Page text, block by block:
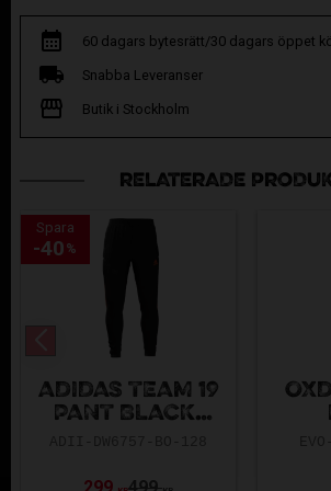
60 dagars bytesrätt/30 dagars öppet
Snabba Leveranser
Butik i Stockholm
RELATERADE
ADIDAS TEAM 19
PANT BLACK-
299 499
Spara
40 %